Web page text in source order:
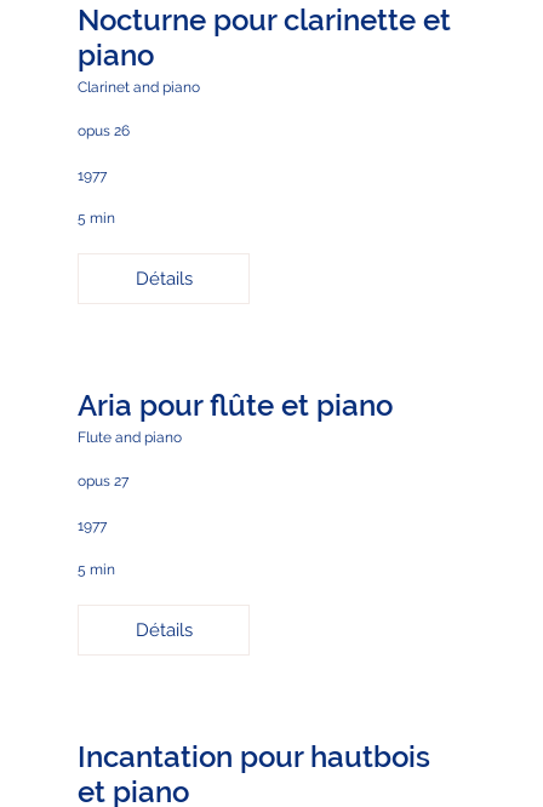
Nocturne pour clarinette et
piano
Clarinet and piano
opus 26
1977
5 min
Détails
Aria pour flûte et piano
Flute and piano
opus 27
1977
5 min
Détails
Incantation pour hautbois
et piano